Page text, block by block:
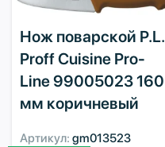
Нож поварской P.L.
Proff Cuisine Pro-
Line 99005023 160
мм коричневый
Артикул: gm013523